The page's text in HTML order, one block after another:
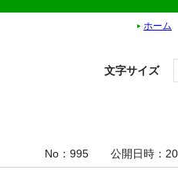
ホーム
文字サイズ
No 995 公開日時